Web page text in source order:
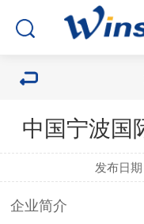
中国宁波国
发布日
企业简介